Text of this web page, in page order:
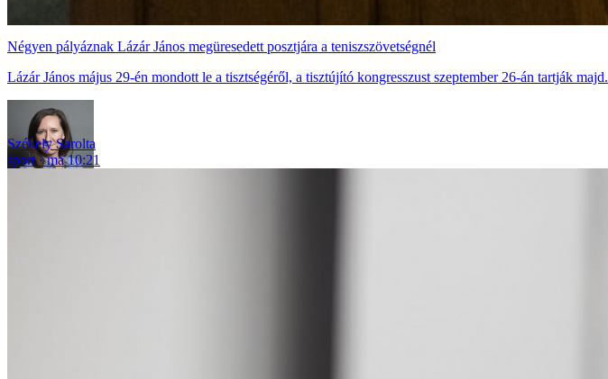
Négyen pályáznak Lázár János megüresedett posztjára a teniszszövetségnél
Lázár János május 29-én mondott le a tisztségéről, a tisztújító kongresszust szeptember 26-án tartják majd.
Székely Sarolta
sport
ma 10:21